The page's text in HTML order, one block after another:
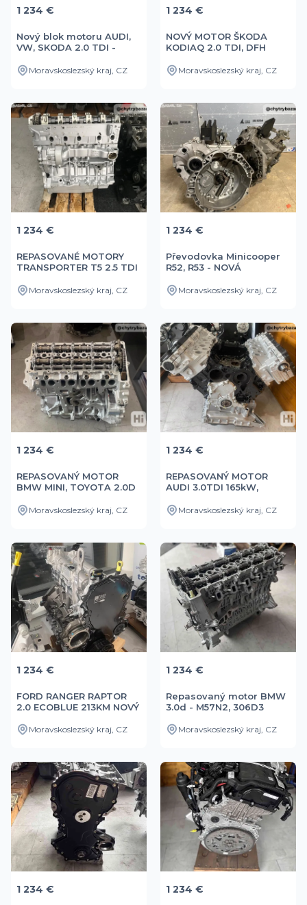
1 234 €
Nový blok motoru AUDI,
VW, SKODA 2.0 TDI -
Moravskoslezský kraj, CZ
1 234 €
NOVÝ MOTOR ŠKODA
KODIAQ 2.0 TDI, DFH
Moravskoslezský kraj, CZ
1 234 €
REPASOVANÉ MOTORY
TRANSPORTER T5 2.5 TDI
Moravskoslezský kraj, CZ
1 234 €
Převodovka Minicooper
R52, R53 - NOVÁ
Moravskoslezský kraj, CZ
1 234 €
REPASOVANÝ MOTOR
BMW MINI, TOYOTA 2.0D
Moravskoslezský kraj, CZ
1 234 €
REPASOVANÝ MOTOR
AUDI 3.0TDI 165kW,
Moravskoslezský kraj, CZ
1 234 €
FORD RANGER RAPTOR
2.0 ECOBLUE 213KM NOVÝ
Moravskoslezský kraj, CZ
1 234 €
Repasovaný motor BMW
3.0d - M57N2, 306D3
Moravskoslezský kraj, CZ
1 234 € 1 234 €